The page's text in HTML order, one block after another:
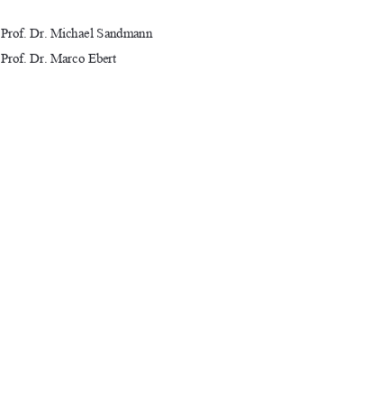
Prof. Dr. Michael Sandmann
Prof. Dr. Marco Ebert